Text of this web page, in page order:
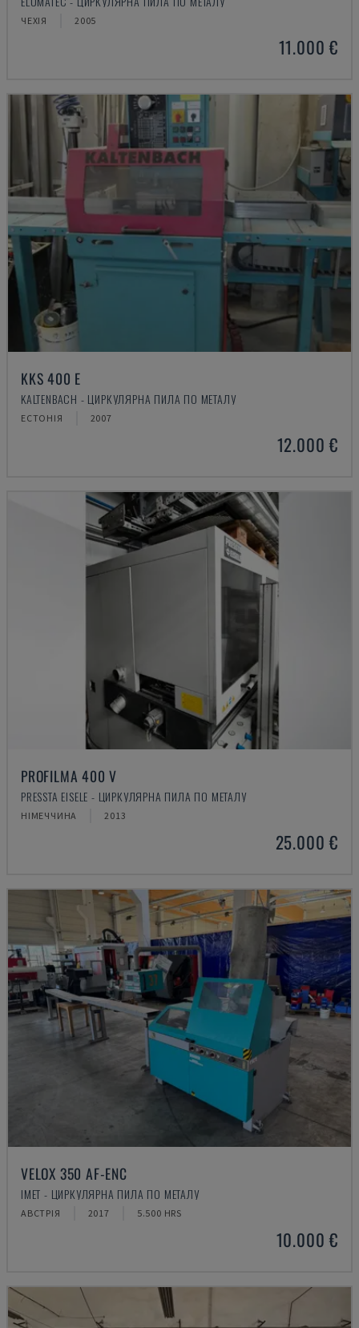
ЧЕХІЯ 2005
11.000 €
KKS 400 E
KALTENBACH - ЦИРКУЛЯРНА ПИЛА ПО МЕТАЛУ
ЕСТОНІЯ 2007
12.000 €
PROFILMA 400 V
PRESSTA EISELE - ЦИРКУЛЯРНА ПИЛА ПО МЕТАЛУ
НІМЕЧЧИНА 2013
25.000 €
VELOX 350 AF-ENC
IMET - ЦИРКУЛЯРНА ПИЛА ПО МЕТАЛУ
АВСТРІЯ 2017 5.500 HRS
10.000 €